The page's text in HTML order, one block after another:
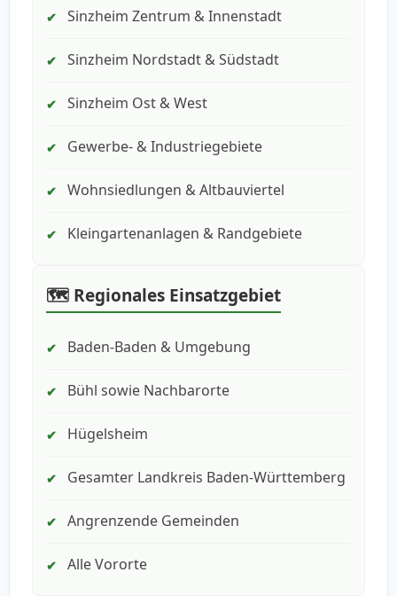
✔ Sinzheim Zentrum & Innenstadt
✔ Sinzheim Nordstadt & Südstadt
✔ Sinzheim Ost & West
✔ Gewerbe- & Industriegebiete
✔ Wohnsiedlungen & Altbauviertel
✔ Kleingartenanlagen & Randgebiete
🗺️ Regionales Einsatzgebiet
✔ Baden-Baden & Umgebung
✔ Bühl sowie Nachbarorte
✔ Hügelsheim
✔ Gesamter Landkreis Baden-Württemberg
✔ Angrenzende Gemeinden
✔ Alle Vororte